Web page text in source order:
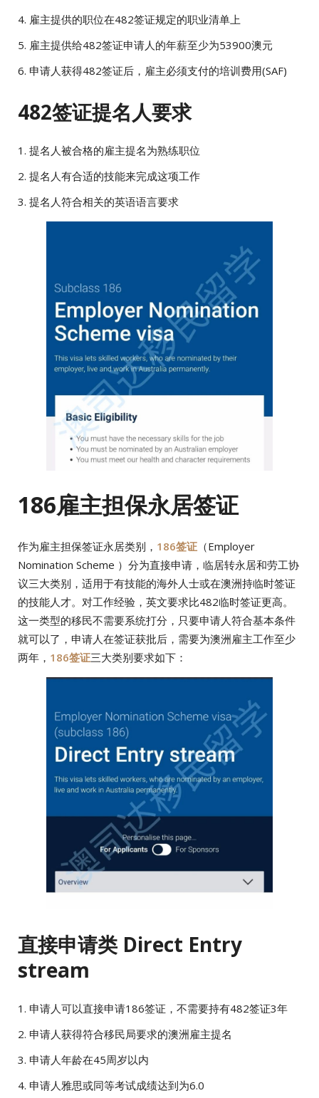
4. 雇主提供的职位在482签证规定的职业清单上
5. 雇主提供给482签证申请人的年薪至少为53900澳元
6. 申请人获得482签证后，雇主必须支付的培训费用(SAF)
482签证提名人要求
1. 提名人被合格的雇主提名为熟练职位
2. 提名人有合适的技能来完成这项工作
3. 提名人符合相关的英语语言要求
186雇主担保永居签证
作为雇主担保签证永居类别， 186签证 （Employer
Nomination Scheme ）分为直接申请，临居转永居和劳工协
议三大类别，适用于有技能的海外人士或在澳洲持临时签证
的技能人才。对工作经验，英文要求比482临时签证更高。
这一类型的移民不需要系统打分，只要申请人符合基本条件
就可以了，申请人在签证获批后，需要为澳洲雇主工作至少
两年， 186签证三大类别要求如下：
直接申请类 Direct Entry
stream
1. 申请人可以直接申请186签证，不需要持有482签证3年
2. 申请人获得符合移民局要求的澳洲雇主提名
3. 申请人年龄在45周岁以内
4. 申请人雅思或同等考试成绩达到为6.0